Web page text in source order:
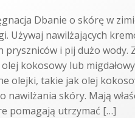
Dbanie o skórę w
Używaj nawilżających
pryszniców i pij dużo wody.
kokosowy lub
olejki, takie jak olej
nawilżania skóry. Mają
pomagają utrzymać […]